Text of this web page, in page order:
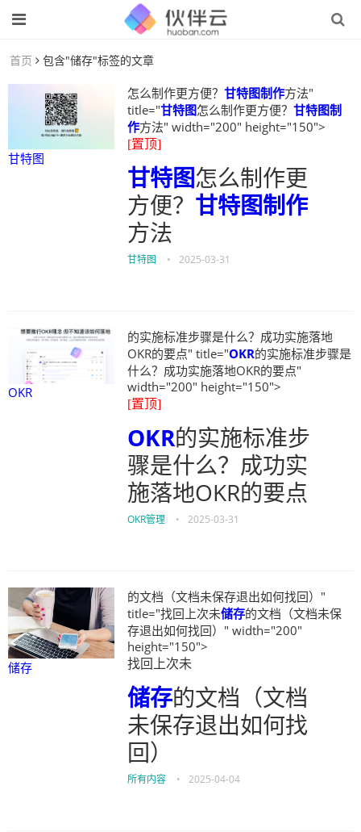
首页 包含"储存"标签的文章
甘特图
怎么制作更方便？ 甘特图制作方法"
title="甘特图怎么制作更方便？ 甘特图制
作方法" width="200" height="150">
[置顶]
甘特图怎么制作更
方便？ 甘特图制作
方法
甘特图 • 2025-03-31
OKR
的实施标准步骤是什么？成功实施落地
OKR的要点" title="OKR的实施标准步骤是
什么？成功实施落地OKR的要点"
width="200" height="150">
[置顶]
OKR的实施标准步
骤是什么？成功实
施落地OKR的要点
OKR管理 • 2025-03-31
储存
的文档（文档未保存退出如何找回）"
title="找回上次未储存的文档（文档未保
存退出如何找回）" width="200"
height="150">
找回上次未
储存的文档（文档
未保存退出如何找
回）
所有内容 • 2025-04-04